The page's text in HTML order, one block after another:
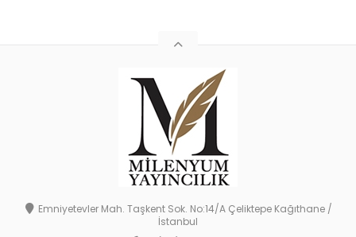
Emniyetevler Mah. Taşkent Sok. No:14/A Çeliktepe Kağıthane /
İstanbul